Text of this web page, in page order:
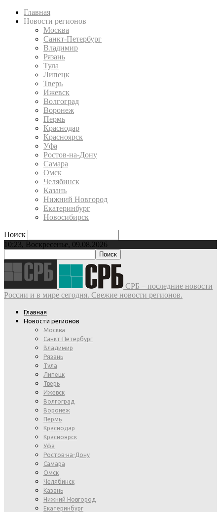
Главная
Новости регионов
Москва
Санкт-Петербург
Владимир
Рязань
Тула
Липецк
Тверь
Ижевск
Волгоград
Воронеж
Пермь
Краснодар
Красноярск
Уфа
Ростов-на-Дону
Самара
Омск
Челябинск
Казань
Нижний Новгород
Екатеринбург
Новосибирск
Поиск
10:23, Воскресенье, 09.08.2026
СРБ – последние новости
России и в мире сегодня. Свежие новости регионов.
Главная
Новости регионов
Москва
Санкт-Петербург
Владимир
Рязань
Тула
Липецк
Тверь
Ижевск
Волгоград
Воронеж
Пермь
Краснодар
Красноярск
Уфа
Ростов-на-Дону
Самара
Омск
Челябинск
Казань
Нижний Новгород
Екатеринбург